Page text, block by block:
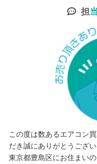
担
この度は数あるエアコン
だき誠にありがとうござい
東京都豊島区にお住まい